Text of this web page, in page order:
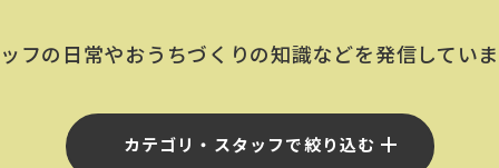
フの日常やおうちづくりの知識などを発信してい
カテゴリ・スタッフで絞り込む